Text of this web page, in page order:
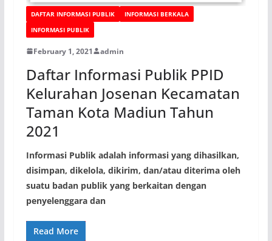
DAFTAR INFORMASI PUBLIK
INFORMASI BERKALA
INFORMASI PUBLIK
February 1, 2021 admin
Daftar Informasi Publik PPID
Kelurahan Josenan Kecamatan
Taman Kota Madiun Tahun
2021
Informasi Publik adalah informasi yang dihasilkan,
disimpan, dikelola, dikirim, dan/atau diterima oleh
suatu badan publik yang berkaitan dengan
penyelenggara dan
Read More